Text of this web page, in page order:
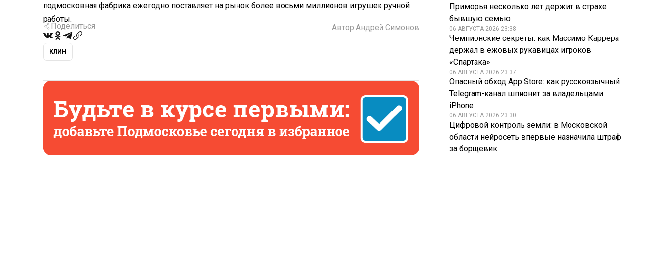
подмосковная фабрика ежегодно поставляет на рынок более восьми миллионов игрушек ручной
работы.
Поделиться Автор:Андрей Симонов
КЛИН
Приморья несколько лет держит в страхе
бывшую семью
06 АВГУСТА 2026 23:38
Чемпионские секреты: как Массимо Каррера
держал в ежовых рукавицах игроков
«Спартака»
06 АВГУСТА 2026 23:37
Опасный обход App Store: как русскоязычный
Telegram-канал шпионит за владельцами
iPhone
06 АВГУСТА 2026 23:30
Цифровой контроль земли: в Московской
области нейросеть впервые назначила штраф
за борщевик